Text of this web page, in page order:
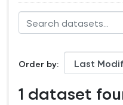
Order by
1 dataset